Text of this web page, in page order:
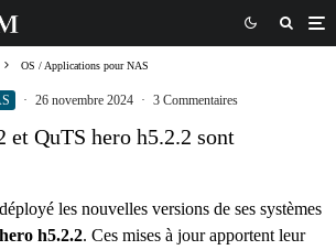
OS / Applications pour NAS
· 26 novembre 2024 · 3 Commentaires
et QuTS hero h5.2.2 sont
les nouvelles versions de ses systèmes
h5.2.2. Ces mises à jour apportent leur